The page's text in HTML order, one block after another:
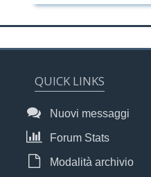
QUICK LINKS
Nuovi messaggi
Forum Stats
Modalità archivio